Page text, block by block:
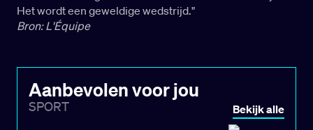
Het wordt een geweldige wedstrijd."
Bron: L'Équipe
Aanbevolen voor jou
SPORT Bekijk alle